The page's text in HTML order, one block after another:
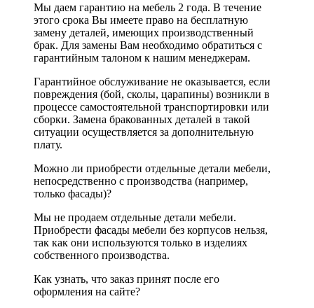
Мы даем гарантию на мебель 2 года. В течение
этого срока Вы имеете право на бесплатную
замену деталей, имеющих производственный
брак. Для замены Вам необходимо обратиться с
гарантийным талоном к нашим менеджерам.
Гарантийное обслуживание не оказывается, если
повреждения (бой, сколы, царапины) возникли в
процессе самостоятельной транспортировки или
сборки. Замена бракованных деталей в такой
ситуации осуществляется за дополнительную
плату.
Можно ли приобрести отдельные детали мебели,
непосредственно с производства (например,
только фасады)?
Мы не продаем отдельные детали мебели.
Приобрести фасады мебели без корпусов нельзя,
так как они используются только в изделиях
собственного производства.
Как узнать, что заказ принят после его
оформления на сайте?